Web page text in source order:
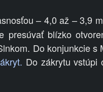
– 4,0 až – 3,9
blízko
Do konjunkcie s
Do zákrytu vstúpi